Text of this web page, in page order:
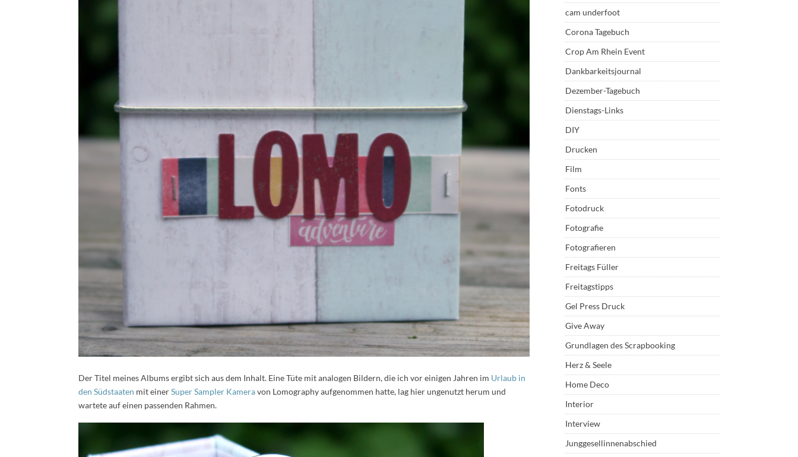
Der Titel meines Albums ergibt sich aus dem Inhalt. Eine Tüte mit analogen Bildern, die ich vor einigen Jahren im Urlaub in
den Südstaaten mit einerSuper Sampler Kameravon Lomography aufgenommen hatte, lag hier ungenutzt herum und
wartete auf einen passenden Rahmen.
cam underfoot
Corona Tagebuch
Crop Am Rhein Event
Dankbarkeitsjournal
Dezember-Tagebuch
Dienstags-Links
DIY
Drucken
Film
Fonts
Fotodruck
Fotografie
Fotografieren
Freitags Füller
Freitagstipps
Gel Press Druck
Give Away
Grundlagen des Scrapbooking
Herz & Seele
Home Deco
Interior
Interview
Junggesellinnenabschied